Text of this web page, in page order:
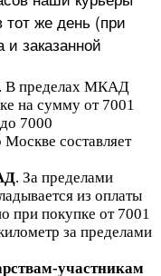
тот же день (при
и заказанной
. В пределах МКАД
на сумму от 7001
7000
составляет
. За пределами
из оплаты
при покупке от 7001
за пределами
участникам